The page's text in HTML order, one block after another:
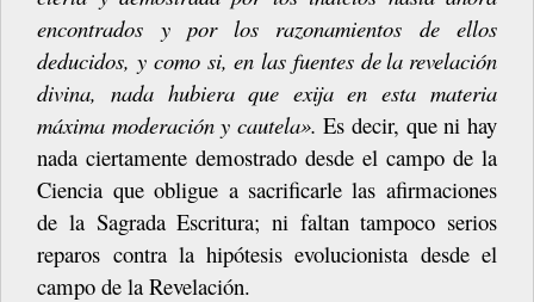
encontrados y por los razonamientos de ellos
deducidos, y como si, en las fuentes dela revelación
divina, nada hubiera que exija en esta materia
máxima moderación y cautela».Es decir, que ni hay
nada ciertamente demostrado desde el campo de la
Ciencia que obligue a sacrificarle las afirmaciones
de la Sagrada Escritura; ni faltan tampoco serios
reparos contra la hipótesis evolucionista desde el
campo de la Revelación.